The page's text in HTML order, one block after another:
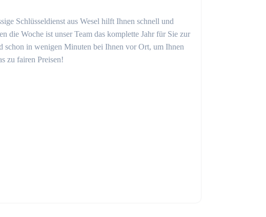
Schlüsseldienst aus Wesel hilft Ihnen schnell und
die Woche ist unser Team das komplette Jahr für Sie zur
schon in wenigen Minuten bei Ihnen vor Ort, um Ihnen
zu fairen Preisen!